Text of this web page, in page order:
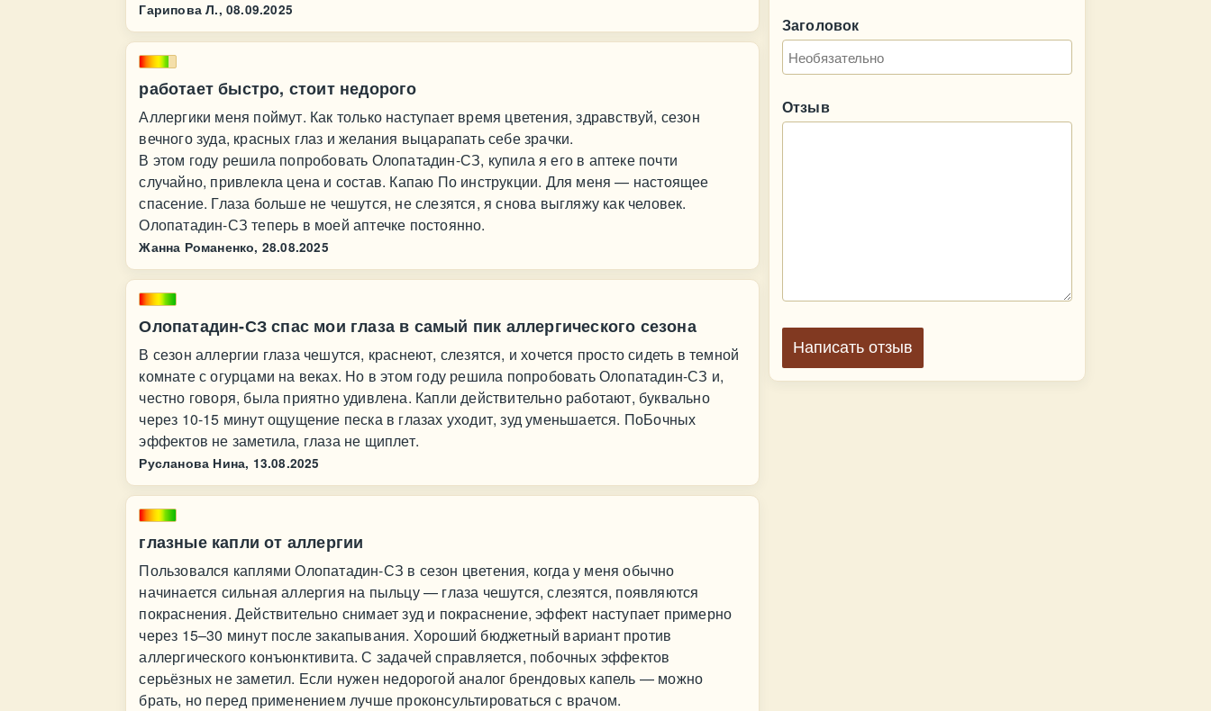
Гарипова Л., 08.09.2025
работает быстро, стоит недорого
Аллергики меня поймут. Как только наступает время цветения, здравствуй, сезон
вечного зуда, красных глаз и желания выцарапать себе зрачки.
В этом году решила попробовать Олопатадин-СЗ, купила я его в аптеке почти
случайно, привлекла цена и состав. Капаю По инструкции. Для меня — настоящее
спасение. Глаза больше не чешутся, не слезятся, я снова выгляжу как человек.
Олопатадин-СЗ теперь в моей аптечке постоянно.
Жанна Романенко, 28.08.2025
Олопатадин-СЗ спас мои глаза в самый пик аллергического сезона
В сезон аллергии глаза чешутся, краснеют, слезятся, и хочется просто сидеть в темной
комнате с огурцами на веках. Но в этом году решила попробовать Олопатадин-СЗ и,
честно говоря, была приятно удивлена. Капли действительно работают, буквально
через 10-15 минут ощущение песка в глазах уходит, зуд уменьшается. ПоБочных
эффектов не заметила, глаза не щиплет.
Русланова Нина, 13.08.2025
глазные капли от аллергии
Пользовался каплями Олопатадин-СЗ в сезон цветения, когда у меня обычно
начинается сильная аллергия на пыльцу — глаза чешутся, слезятся, появляются
покраснения. Действительно снимает зуд и покраснение, эффект наступает примерно
через 15–30 минут после закапывания. Хороший бюджетный вариант против
аллергического конъюнктивита. С задачей справляется, побочных эффектов
серьёзных не заметил. Если нужен недорогой аналог брендовых капель — можно
брать, но перед применением лучше проконсультироваться с врачом.
Заголовок
Отзыв
Написать отзыв